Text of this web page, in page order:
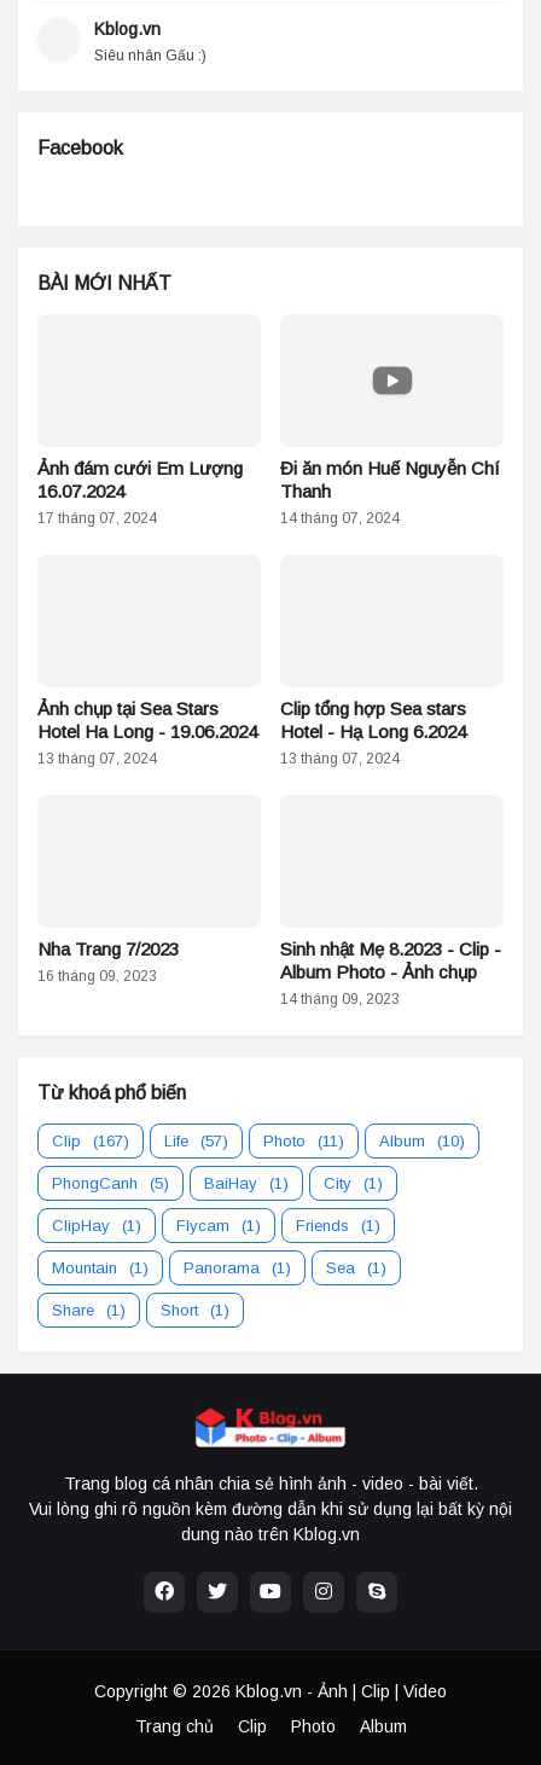
Kblog.vn
Siêu nhân Gấu :)
Facebook
BÀI MỚI NHẤT
Ảnh đám cưới Em Lượng
16.07.2024
17 tháng 07, 2024
Đi ăn món Huế Nguyễn Chí
Thanh
14 tháng 07, 2024
Ảnh chụp tại Sea Stars
Hotel Ha Long - 19.06.2024
13 tháng 07, 2024
Clip tổng hợp Sea stars
Hotel - Hạ Long 6.2024
13 tháng 07, 2024
Nha Trang 7/2023
16 tháng 09, 2023
Sinh nhật Mẹ 8.2023 - Clip -
Album Photo - Ảnh chụp
14 tháng 09, 2023
Từ khoá phổ biến
Clip (167) Life (57) Photo (11) Album (10)
PhongCanh (5) BaiHay (1) City (1)
ClipHay (1) Flycam (1) Friends (1)
Mountain (1) Panorama (1) Sea (1)
Share (1) Short (1)
Trang blog cá nhân chia sẻ hình ảnh - video - bài viết.
Vui lòng ghi rõ nguồn kèm đường dẫn khi sử dụng lại bất kỳ nội
dung nào trên Kblog.vn
Copyright © 2026 Kblog.vn - Ảnh | Clip | Video
Trang chủ
Clip Photo Album